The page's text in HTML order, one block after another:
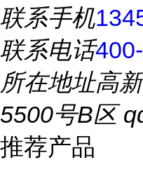
联系手机
联系电话
所在地址高
5500号B区
推荐产品